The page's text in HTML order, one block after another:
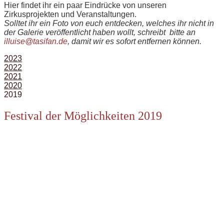
Hier findet ihr ein paar Eindrücke von unseren
Zirkusprojekten und Veranstaltungen.
Solltet ihr ein Foto von euch entdecken, welches ihr nicht in
der Galerie veröffentlicht haben wollt, schreibt bitte an
illuise@tasifan.de, damit wir es sofort entfernen können.
2023
2022
2021
2020
2019
Festival der Möglichkeiten 2019